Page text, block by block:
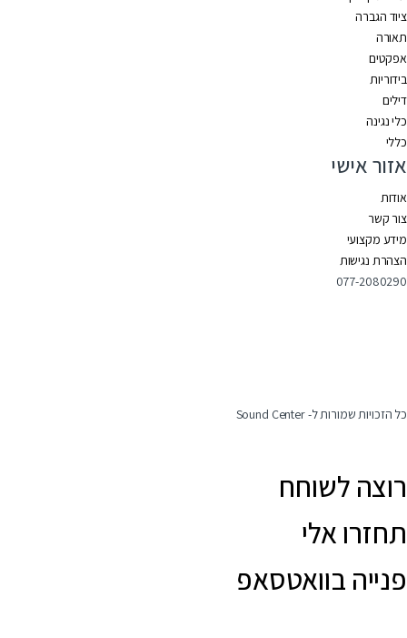
ציוד הגברה
תאורה
אפקטים
בידוריות
דילים
כלי נגינה
כללי
אזור אישי
אודות
צור קשר
מידע מקצועי
הצהרת נגישות
077-2080290
כל הזכויות שמורות ל- Sound Center
רוצה לשוחח
תחזרו אלי
פנייה בוואטסאפ